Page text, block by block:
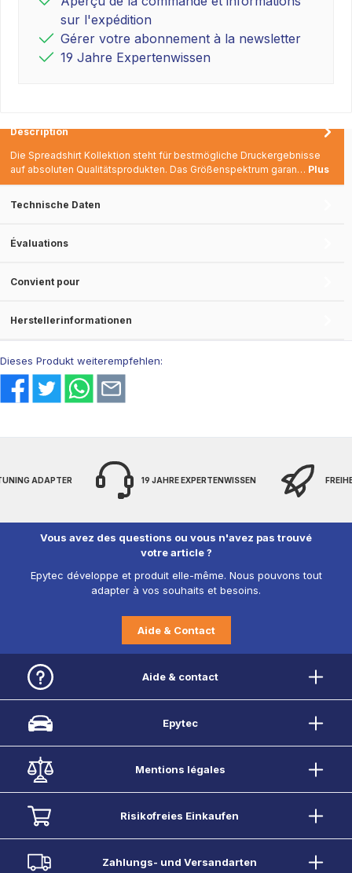
sur l'expédition
Gérer votre abonnement à la newsletter
19 Jahre Expertenwissen
Description
Die Spreadshirt Kollektion steht für bestmögliche Druckergebnisse
auf absoluten Qualitätsprodukten. Das Größenspektrum garan… Plus
Technische Daten
Évaluations
Convient pour
Herstellerinformationen
Dieses Produkt weiterempfehlen:
ADAPTER 19 JAHRE EXPERTENWISSEN
Vous avez des questions ou vous n'avez pas trouvé
votre article ?
Epytec développe et produit elle-même. Nous pouvons tout
adapter à vos souhaits et besoins.
Aide & Contact
Aide & contact
Epytec
Mentions légales
Risikofreies Einkaufen
Zahlungs- und Versandarten